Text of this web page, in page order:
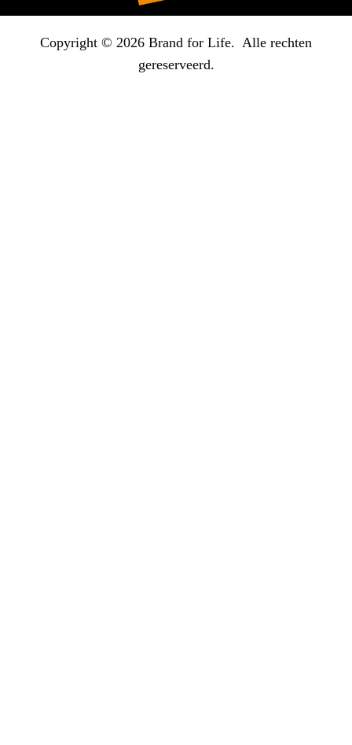
Copyright © 2026 Brand for Life. Alle rechten
gereserveerd.